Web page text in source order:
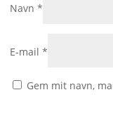
Navn*
E-mail*
Gem mit navn,